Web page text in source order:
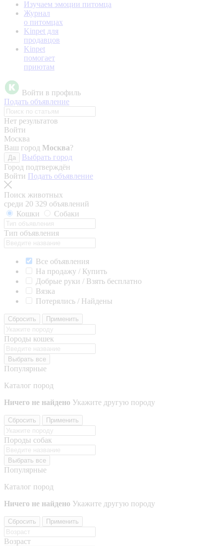
Изучаем эмоции питомца
Журнал
о питомцах
Kinpet для
продавцов
Kinpet
помогает
приютам
Войти в профиль
Подать объявление
Нет результатов
Войти
Москва
Ваш город Москва?
Да
Выбрать город
Город подтверждён
Войти Подать объявление
Поиск животных
среди 20 329 объявлений
Кошки
Собаки
Тип объявления
Все объявления
На продажу / Купить
Добрые руки / Взять бесплатно
Вязка
Потерялись / Найдены
Сбросить Применить
Породы кошек
Выбрать все
Популярные
Каталог пород
Ничего не найдено Укажите другую породу
Сбросить Применить
Породы собак
Выбрать все
Популярные
Каталог пород
Ничего не найдено Укажите другую породу
Сбросить Применить
Возраст